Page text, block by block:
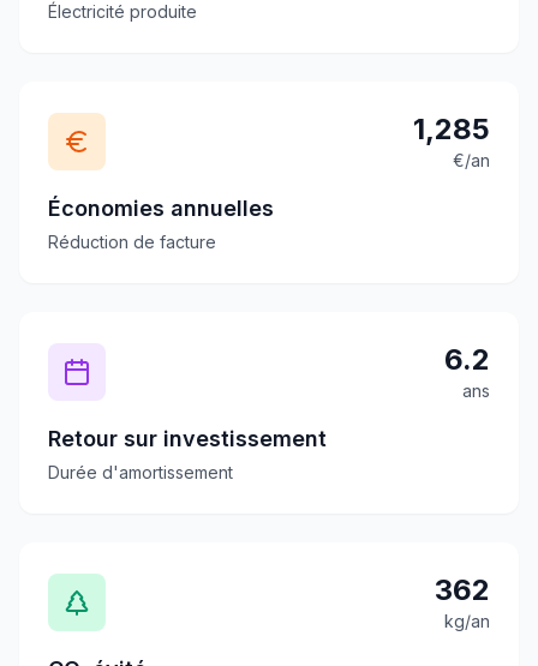
Électricité produite
1,285
€/an
Économies annuelles
Réduction de facture
6.2
ans
Retour sur investissement
Durée d'amortissement
362
kg/an